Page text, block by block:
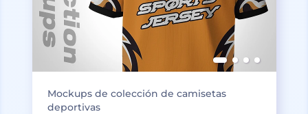
Mockups de colección de camisetas
deportivas